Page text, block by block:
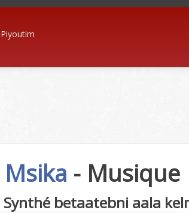
Piyoutim
- Musique
betaatebni aala